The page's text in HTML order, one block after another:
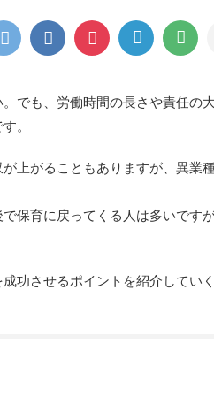
でも、労働時間の長さや責任の
。
上がることもありますが、異業
保育に戻ってくる人は多いです
功させるポイントを紹介してい